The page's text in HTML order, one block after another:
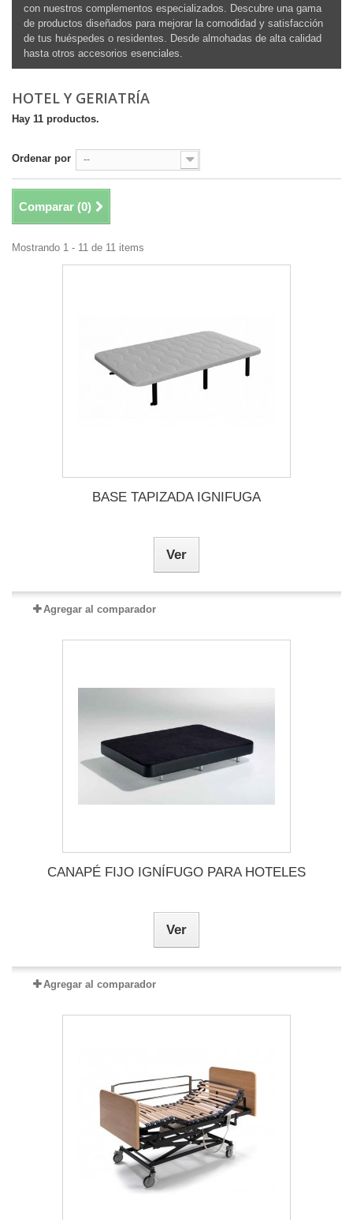
con nuestros complementos especializados. Descubre una gama
de productos diseñados para mejorar la comodidad y satisfacción
de tus huéspedes o residentes. Desde almohadas de alta calidad
hasta otros accesorios esenciales.
HOTEL Y GERIATRÍA
Hay 11 productos.
Ordenar por --
Comparar (0)
Mostrando 1 - 11 de 11 items
BASE TAPIZADA IGNIFUGA
Ver
Agregar al comparador
CANAPÉ FIJO IGNÍFUGO PARA HOTELES
Ver
Agregar al comparador